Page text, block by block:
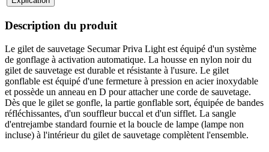
Description du produit
Le gilet de sauvetage Secumar Priva Light est équipé d'un système
de gonflage à activation automatique. La housse en nylon noir du
gilet de sauvetage est durable et résistante à l'usure. Le gilet
gonflable est équipé d'une fermeture à pression en acier inoxydable
et possède un anneau en D pour attacher une corde de sauvetage.
Dès que le gilet se gonfle, la partie gonflable sort, équipée de bandes
réfléchissantes, d'un souffleur buccal et d'un sifflet. La sangle
d'entrejambe standard fournie et la boucle de lampe (lampe non
incluse) à l'intérieur du gilet de sauvetage complètent l'ensemble.